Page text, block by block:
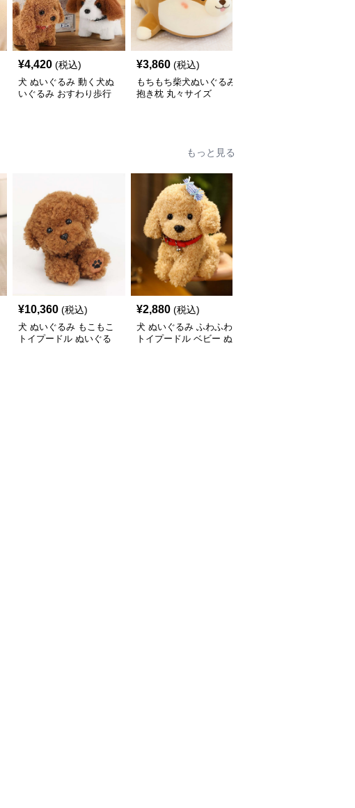
¥4,420 (税込)
犬 ぬいぐるみ 動く犬ぬ
いぐるみ おすわり歩行
¥3,860 (税込)
もちもち柴犬ぬいぐるみ
抱き枕 丸々サイズ
もっと見る
¥10,360 (税込)
犬 ぬいぐるみ もこもこ
トイプードル ぬいぐる
¥2,880 (税込)
犬 ぬいぐるみ ふわふわ
トイプードル ベビー ぬ